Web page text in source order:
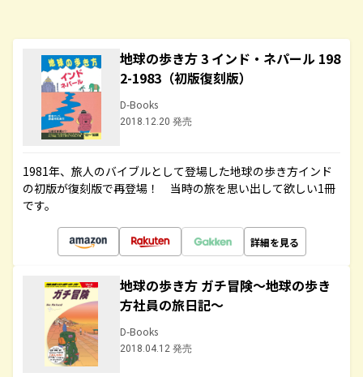
地球の歩き方 3 インド・ネパール 198
2-1983（初版復刻版）
D-Books
2018.12.20 発売
1981年、旅人のバイブルとして登場した地球の歩き方インド
の初版が復刻版で再登場！ 当時の旅を思い出して欲しい1冊
です。
詳細を見る
地球の歩き方 ガチ冒険～地球の歩き
方社員の旅日記～
D-Books
2018.04.12 発売